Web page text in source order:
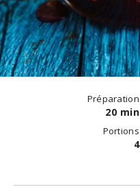
Préparation
20 min
Portions
4